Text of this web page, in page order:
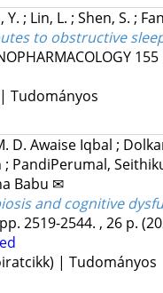
Y. ; Lin, L. ; Shen, S. ;
to obstructive
155
Tudományos
D. Awaise Iqbal ;
; PandiPerumal,
Babu ✉
and cognitive
pp. 2519-2544. , 26 p.
| Tudományos